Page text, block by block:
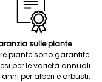
sulle piante
piante sono garantite
per le varietà annuali
per alberi e arbusti.